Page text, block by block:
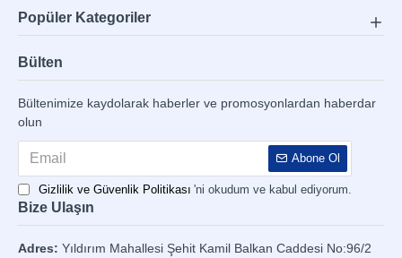
Popüler Kategoriler
Bülten
Bültenimize kaydolarak haberler ve promosyonlardan haberdar
olun
Abone Ol
Gizlilik ve Güvenlik Politikası 'ni okudum ve kabul ediyorum.
Bize Ulaşın
Adres: Yıldırım Mahallesi Şehit Kamil Balkan Caddesi No:96/2